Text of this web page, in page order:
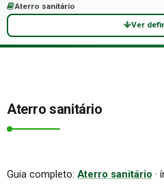
Aterro sanitário
Ver
Aterro sanitário
Guia completo: Aterro sanitário ·